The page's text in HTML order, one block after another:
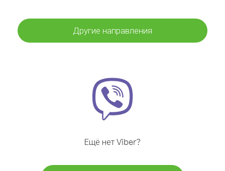
Другие направления
Ещё нет Viber?